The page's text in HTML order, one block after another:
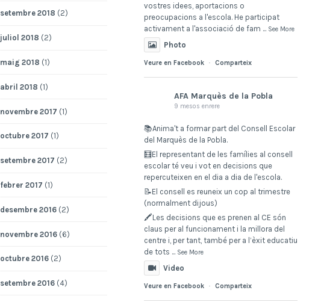
setembre 2018 (2)
juliol 2018 (2)
maig 2018 (1)
abril 2018 (1)
novembre 2017 (1)
octubre 2017 (1)
setembre 2017 (2)
febrer 2017 (1)
desembre 2016(2)
novembre 2016(6)
octubre 2016(2)
setembre 2016(4)
vostres idees, aportacions o
preocupacions a l'escola. He participat
activament a l'associació de fam ... See More
Photo
Veure en Facebook · Comparteix
AFA Marquès de la Pobla
9 mesos enrere
📚Anima't a formar part del Consell Escolar
del Marquès de la Pobla.
🧮El representant de les famílies al consell
escolar té veu i vot en decisions que
repercuteixen en el dia a dia de l'escola.
📝El consell es reuneix un cop al trimestre
(normalment dijous)
🖍️Les decisions que es prenen al CE són
claus per al funcionament i la millora del
centre i, per tant, també per a l’èxit educatiu
de tots ... See More
Video
Veure en Facebook · Comparteix